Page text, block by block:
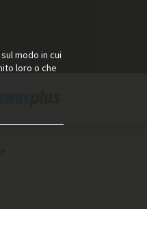
modo in cui
loro o che